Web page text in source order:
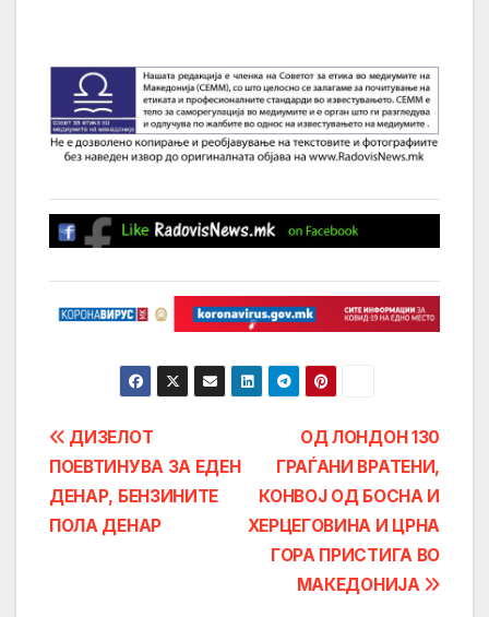
Post
navigation
ОД ЛОНДОН 130
ГРАЃАНИ ВРАТЕНИ,
КОНВОЈ ОД БОСНА И
ХЕРЦЕГОВИНА И ЦРНА
ГОРА ПРИСТИГА ВО
МАКЕДОНИЈА
ДИЗЕЛОТ
ПОЕВТИНУВА ЗА ЕДЕН
ДЕНАР, БЕНЗИНИТЕ
ПОЛА ДЕНАР